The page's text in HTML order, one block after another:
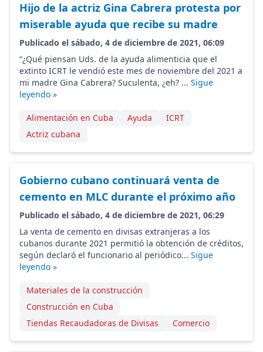
Hijo de la actriz Gina Cabrera protesta por
miserable ayuda que recibe su madre
Publicado el sábado, 4 de diciembre de 2021, 06:09
“¿Qué piensan Uds. de la ayuda alimenticia que el
extinto ICRT le vendió este mes de noviembre del 2021 a
mi madre Gina Cabrera? Suculenta, ¿eh? ... Sigue
leyendo »
Alimentación en Cuba Ayuda
ICRT
Actriz cubana
Gobierno cubano continuará venta de
cemento en MLC durante el próximo año
Publicado el sábado, 4 de diciembre de 2021, 06:29
La venta de cemento en divisas extranjeras a los
cubanos durante 2021 permitió la obtención de créditos,
según declaró el funcionario al periódico... Sigue
leyendo »
Materiales de la construcción
Construcción en Cuba
Tiendas Recaudadoras de Divisas
Comercio